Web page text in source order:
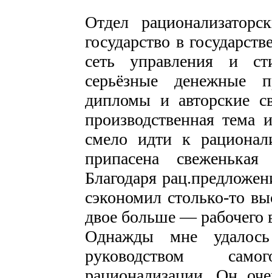
Отдел
государство в
сеть управления и
серьёзные денежные
дипломы и авторские
производственная
смело идти к
припасена
Благодаря
сэкономил столько-то
двое больше — рабочего
Однажды мне
руководством